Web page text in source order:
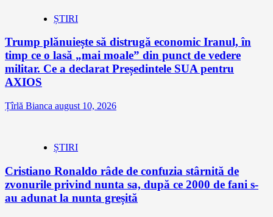
ȘTIRI
Trump plănuiește să distrugă economic Iranul, în
timp ce o lasă „mai moale” din punct de vedere
militar. Ce a declarat Președintele SUA pentru
AXIOS
Țîrlă Bianca august 10, 2026
ȘTIRI
Cristiano Ronaldo râde de confuzia stârnită de
zvonurile privind nunta sa, după ce 2000 de fani s-
au adunat la nunta greșită